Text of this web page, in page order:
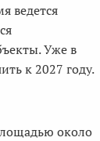
ведется
Уже в
к 2027 году.
около